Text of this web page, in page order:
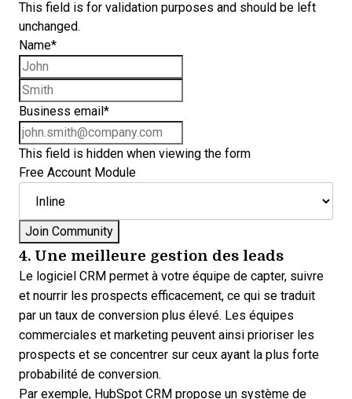
This field is for validation purposes and should be left
unchanged.
Name*
Business email *
This field is hidden when viewing the form
Free Account Module
4. Une meilleure gestion des leads
Le logiciel CRM permet à votre équipe de capter, suivre
et nourrir les prospects efficacement, ce qui se traduit
par un taux de conversion plus élevé. Les équipes
commerciales et marketing peuvent ainsi prioriser les
prospects et se concentrer sur ceux ayant la plus forte
probabilité de conversion.
Par exemple, HubSpot CRM propose un système de